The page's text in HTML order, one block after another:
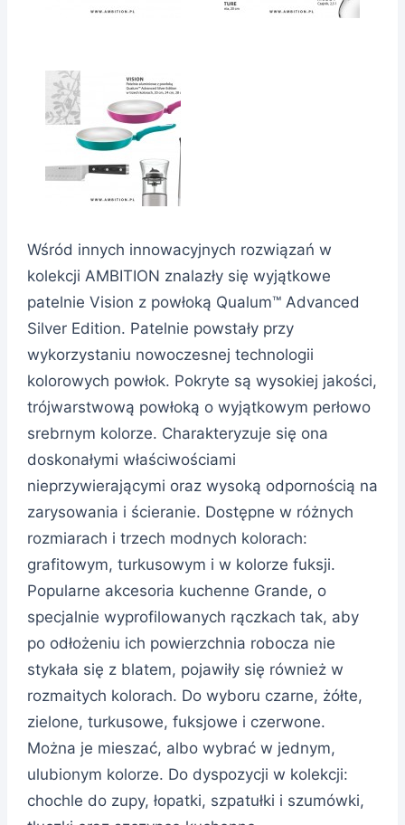
Wśród innych innowacyjnych rozwiązań w
kolekcji AMBITION znalazły się wyjątkowe
patelnie Vision z powłoką Qualum™ Advanced
Silver Edition. Patelnie powstały przy
wykorzystaniu nowoczesnej technologii
kolorowych powłok. Pokryte są wysokiej jakości,
trójwarstwową powłoką o wyjątkowym perłowo
srebrnym kolorze. Charakteryzuje się ona
doskonałymi właściwościami
nieprzywierającymi oraz wysoką odpornością na
zarysowania i ścieranie. Dostępne w różnych
rozmiarach i trzech modnych kolorach:
grafitowym, turkusowym i w kolorze fuksji.
Popularne akcesoria kuchenne Grande, o
specjalnie wyprofilowanych rączkach tak, aby
po odłożeniu ich powierzchnia robocza nie
stykała się z blatem, pojawiły się również w
rozmaitych kolorach. Do wyboru czarne, żółte,
zielone, turkusowe, fuksjowe i czerwone.
Można je mieszać, albo wybrać w jednym,
ulubionym kolorze. Do dyspozycji w kolekcji:
chochle do zupy, łopatki, szpatułki i szumówki,